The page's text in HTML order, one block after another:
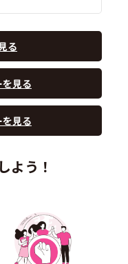
る
見る
見る
よう！